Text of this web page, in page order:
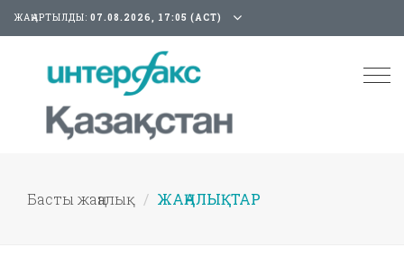
ЖАҢАРТЫЛДЫ: 07.08.2026, 17:05 (АСТ)
Басты жаңалық ЖАҢАЛЫҚТАР